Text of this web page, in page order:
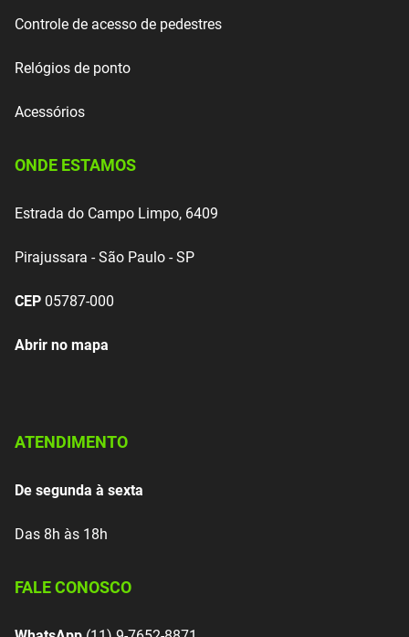
Controle de acesso de pedestres
Relógios de ponto
Acessórios
ONDE ESTAMOS
Estrada do Campo Limpo, 6409
Pirajussara - São Paulo - SP
CEP 05787-000
Abrir no mapa
ATENDIMENTO
De segunda à sexta
Das 8h às 18h
FALE CONOSCO